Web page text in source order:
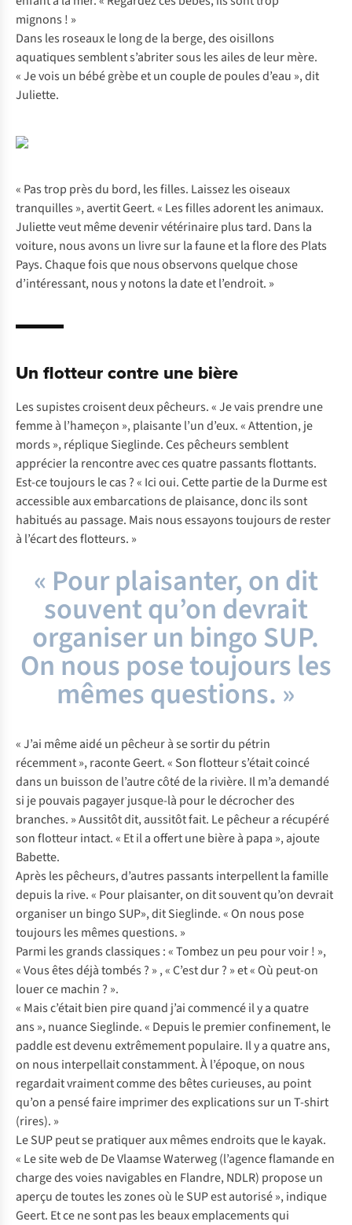
mignons ! »
Dans les roseaux le long de la berge, des oisillons
aquatiques semblent s’abriter sous les ailes de leur mère.
« Je vois un bébé grèbe et un couple de poules d’eau », dit
Juliette.
« Pas trop près du bord, les filles. Laissez les oiseaux
tranquilles », avertit Geert. « Les filles adorent les animaux.
Juliette veut même devenir vétérinaire plus tard. Dans la
voiture, nous avons un livre sur la faune et la flore des Plats
Pays. Chaque fois que nous observons quelque chose
d’intéressant, nous y notons la date et l’endroit. »
Un flotteur contre une bière
Les supistes croisent deux pêcheurs. « Je vais prendre une
femme à l’hameçon », plaisante l’un d’eux. « Attention, je
mords », réplique Sieglinde. Ces pêcheurs semblent
apprécier la rencontre avec ces quatre passants flottants.
Est-ce toujours le cas ? « Ici oui. Cette partie de la Durme est
accessible aux embarcations de plaisance, donc ils sont
habitués au passage. Mais nous essayons toujours de rester
à l’écart des flotteurs. »
« Pour plaisanter, on dit
souvent qu’on devrait
organiser un bingo SUP.
On nous pose toujours les
mêmes questions. »
« J’ai même aidé un pêcheur à se sortir du pétrin
récemment », raconte Geert. « Son flotteur s’était coincé
dans un buisson de l’autre côté de la rivière. Il m’a demandé
si je pouvais pagayer jusque-là pour le décrocher des
branches. » Aussitôt dit, aussitôt fait. Le pêcheur a récupéré
son flotteur intact. « Et il a offert une bière à papa », ajoute
Babette.
Après les pêcheurs, d’autres passants interpellent la famille
depuis la rive. « Pour plaisanter, on dit souvent qu’on devrait
organiser un bingo SUP», dit Sieglinde. « On nous pose
toujours les mêmes questions. »
Parmi les grands classiques : « Tombez un peu pour voir ! »,
« Vous êtes déjà tombés ? » , « C’est dur ? » et « Où peut-on
louer ce machin ? ».
« Mais c’était bien pire quand j’ai commencé il y a quatre
ans », nuance Sieglinde. « Depuis le premier confinement, le
paddle est devenu extrêmement populaire. Il y a quatre ans,
on nous interpellait constamment. À l’époque, on nous
regardait vraiment comme des bêtes curieuses, au point
qu’on a pensé faire imprimer des explications sur un T-shirt
(rires). »
Le SUP peut se pratiquer aux mêmes endroits que le kayak.
« Le site web de De Vlaamse Waterweg (l’agence flamande en
charge des voies navigables en Flandre, NDLR) propose un
aperçu de toutes les zones où le SUP est autorisé », indique
Geert. Et ce ne sont pas les beaux emplacements qui